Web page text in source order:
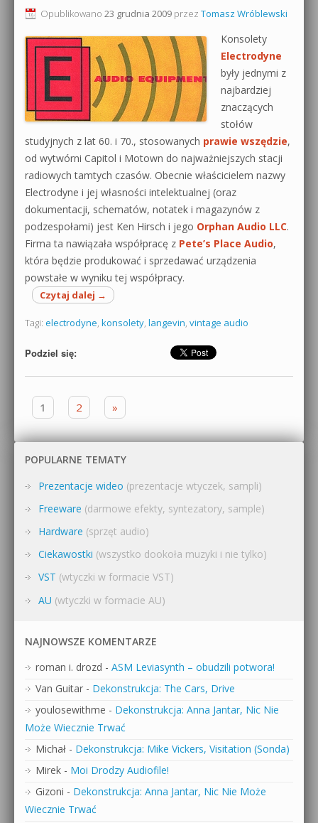
Opublikowano 23 grudnia 2009 przez Tomasz Wróblewski
Konsolety
Electrodyne
były jednymi z
najbardziej
znaczących
stołów
studyjnych z lat 60. i 70., stosowanych prawie wszędzie,
od wytwórni Capitol i Motown do najważniejszych stacji
radiowych tamtych czasów. Obecnie właścicielem nazwy
Electrodyne i jej własności intelektualnej (oraz
dokumentacji, schematów, notatek i magazynów z
podzespołami) jest Ken Hirsch i jego Orphan Audio LLC.
Firma ta nawiązała współpracę z Pete’s Place Audio,
która będzie produkować i sprzedawać urządzenia
powstałe w wyniku tej współpracy.
Czytaj dalej →
Tagi: electrodyne, konsolety, langevin, vintage audio
Podziel się:
Zobacz wpisy
1 2 »
POPULARNE TEMATY
Prezentacje wideo (prezentacje wtyczek, sampli)
Freeware (darmowe efekty, syntezatory, sample)
Hardware (sprzęt audio)
Ciekawostki (wszystko dookoła muzyki i nie tylko)
VST (wtyczki w formacie VST)
AU (wtyczki w formacie AU)
NAJNOWSZE KOMENTARZE
roman i. drozd - ASM Leviasynth – obudzili potwora!
Van Guitar - Dekonstrukcja: The Cars, Drive
youlosewithme - Dekonstrukcja: Anna Jantar, Nic Nie
Może Wiecznie Trwać
Michał - Dekonstrukcja: Mike Vickers, Visitation (Sonda)
Mirek - Moi Drodzy Audiofile!
Gizoni - Dekonstrukcja: Anna Jantar, Nic Nie Może
Wiecznie Trwać